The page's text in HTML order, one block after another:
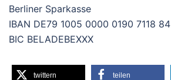
Berliner Sparkasse
IBAN DE79 1005 0000 0190 7118 84
BIC BELADEBEXXX
twittern teilen